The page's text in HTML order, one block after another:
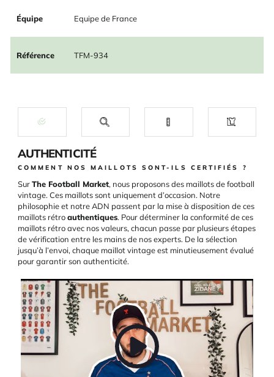
Équipe Equipe de France
Référence TFM-934
AUTHENTICITÉ
COMMENT NOS MAILLOTS SONT-ILS CERTIFIÉS ?
SurThe Football Market, nous proposons des maillots de football
vintage. Ces maillots sont uniquement d’occasion. Notre
philosophie et notre ADN passent par la mise à disposition de ces
maillots rétroauthentiques. Pour déterminer la conformité de ces
maillots rétro avec nos valeurs, chacun passe par plusieurs étapes
de vérification entre les mains de nos experts. De la sélection
jusqu’à l’envoi, chaque maillot vintage est minutieusement évalué
pour garantir son authenticité.